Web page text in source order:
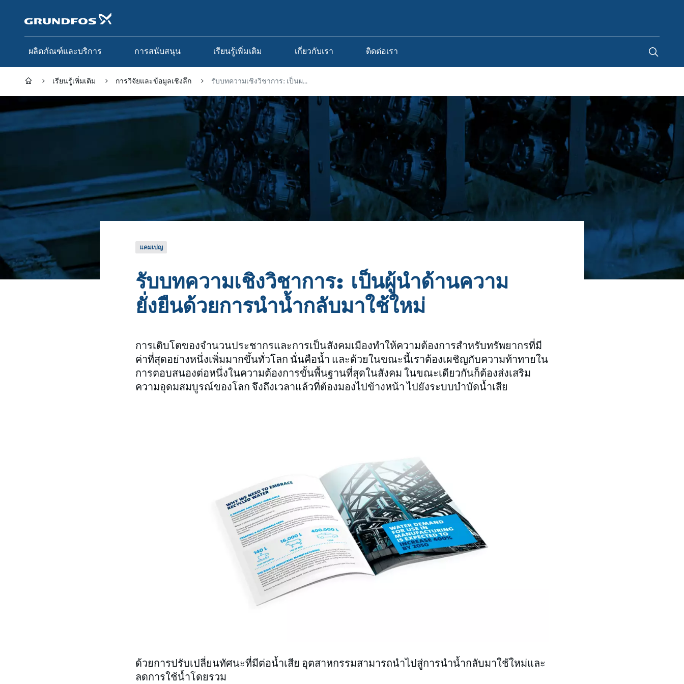
ผลิตภัณฑ์และบริการ การสนับสนุน เรียนรู้เพิ่มเติม เกี่ยวกับเรา ติดต่อเรา
เรียนรู้เพิ่มเติม การวิจัยและข้อมูลเชิงลึก รับบทความเชิงวิชาการ: เป็นผ...
แคมเปญ
รับบทความเชิงวิชาการ: เป็นผู้นำด้านความ
ยั่งยืนด้วยการนำน้ำกลับมาใช้ใหม่
การเติบโตของจำนวนประชากรและการเป็นสังคมเมืองทำให้ความต้องการสำหรับทรัพยากรที่มี
ค่าที่สุดอย่างหนึ่งเพิ่มมากขึ้นทั่วโลก นั่นคือน้ำ และด้วยในขณะนี้เราต้องเผชิญกับความท้าทายใน
การตอบสนองต่อหนึ่งในความต้องการขั้นพื้นฐานที่สุดในสังคม ในขณะเดียวกันก็ต้องส่งเสริม
ความอุดมสมบูรณ์ของโลก จึงถึงเวลาแล้วที่ต้องมองไปข้างหน้า ไปยังระบบบำบัดน้ำเสีย
ด้วยการปรับเปลี่ยนทัศนะที่มีต่อน้ำเสีย อุตสาหกรรมสามารถนำไปสู่การนำน้ำกลับมาใช้ใหม่และ
ลดการใช้น้ำโดยรวม